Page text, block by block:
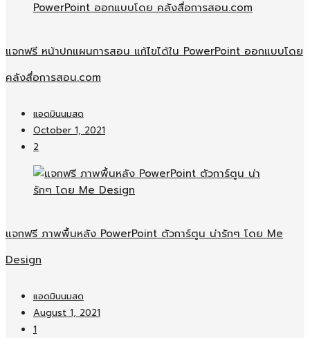
แจกฟรี หน้าปกแผนการสอน แก้ไขได้ใน PowerPoint ออกแบบโดย
คลังสื่อการสอน.com
แอดมินนมสด
October 1, 2021
2
แจกฟรี ภาพพื้นหลัง PowerPoint ตัวการ์ตูน น่ารักๆ โดย Me
Design
แอดมินนมสด
August 1, 2021
1